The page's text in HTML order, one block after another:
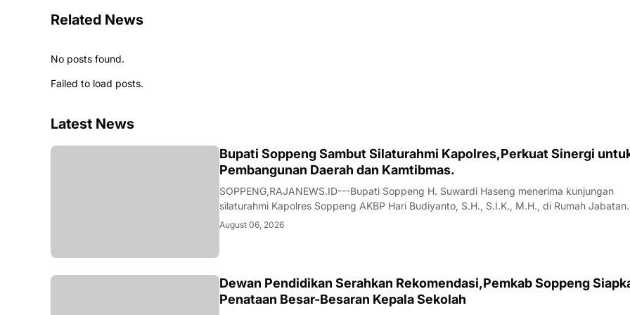
Related News
No posts found.
Failed to load posts.
Latest News
Bupati Soppeng Sambut Silaturahmi Kapolres,Perkuat Sinergi
Pembangunan Daerah dan Kamtibmas.
SOPPENG,RAJANEWS.ID---Bupati Soppeng H. Suwardi Haseng menerima kunjungan
silaturahmi Kapolres Soppeng AKBP Hari Budiyanto, S.H., S.I.K., M.H., di Rumah Jabatan
Bupati, Kamis (6/8/2026).Silaturahmi tersebut merupakan bagian dari rangkaian
August 06, 2026
Dewan Pendidikan Serahkan Rekomendasi,Pemkab Soppeng
Penataan Besar-Besaran Kepala Sekolah